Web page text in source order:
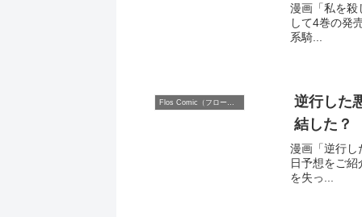
漫画「私を殺
して4巻の発
系騎...
Flos Comic（フロースコミック）
逆行した
結した？
漫画「逆行し
日予想をご
を失っ...